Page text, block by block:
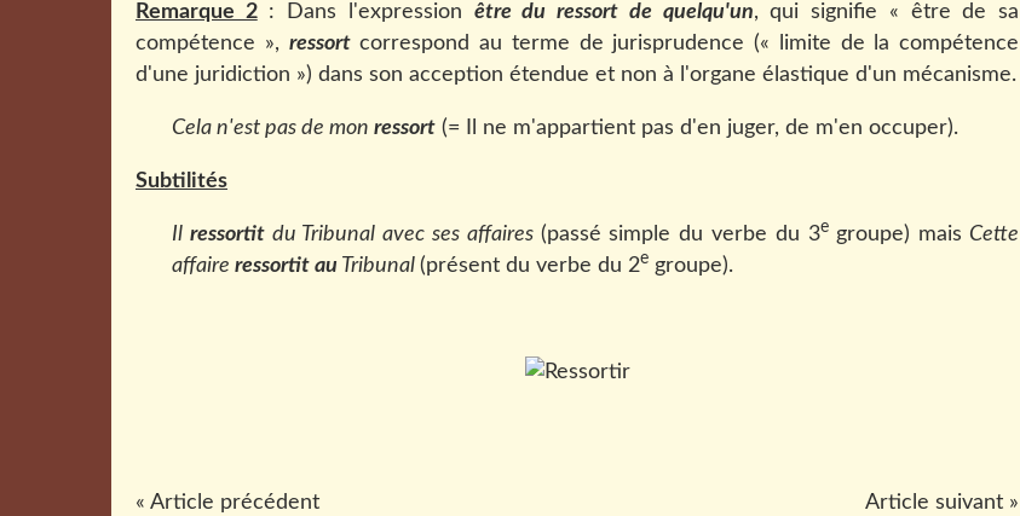
Remarque 2: Dans l'expression être du ressort de quelqu'un, qui signifie « être de sa
compétence », ressortcorrespond au terme de jurisprudence (« limite de la compétence
d'une juridiction ») dans son acception étendue et non à l'organe élastique d'un mécanisme.
Cela n'est pas de mon ressort (= Il ne m'appartient pas d'en juger, de m'en occuper).
Subtilités
Il ressortitdu Tribunal avec ses affaires (passé simple du verbe du 3egroupe) mais Cette
affaire ressortit au Tribunal (présent du verbe du 2e groupe).
« Article précédent Article suivant »